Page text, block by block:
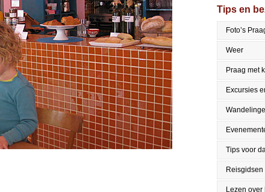
Tips en
Foto’s
Weer
Praag met
Excursies
Tips voor
Reisgidsen
Lezen over